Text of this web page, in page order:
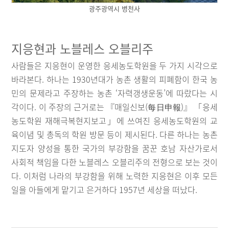
광주광역시 병천사
지응현과 노블레스 오블리주
사람들은 지응현이 운영한 응세농도학원을 두 가지 시각으로
바라본다. 하나는 1930년대가 농촌 생활의 피폐함이 한국 농
민의 문제라고 주장하는 농촌 ‘자력갱생운동’에 따랐다는 시
각이다. 이 주장의 근거로는 『매일신보(每日申報)』 「응세
농도학원 재해극복현지보고」에 쓰여진 응세농도학원의 교
육이념 및 총독의 학원 방문 등이 제시된다. 다른 하나는 농촌
지도자 양성을 통한 국가의 부강함을 꿈꾼 호남 자산가로서
사회적 책임을 다한 노블레스 오블리주의 전형으로 보는 것이
다. 이처럼 나라의 부강함을 위해 노력한 지응현은 이후 모든
일을 아들에게 맡기고 은거하다 1957년 세상을 떠났다.